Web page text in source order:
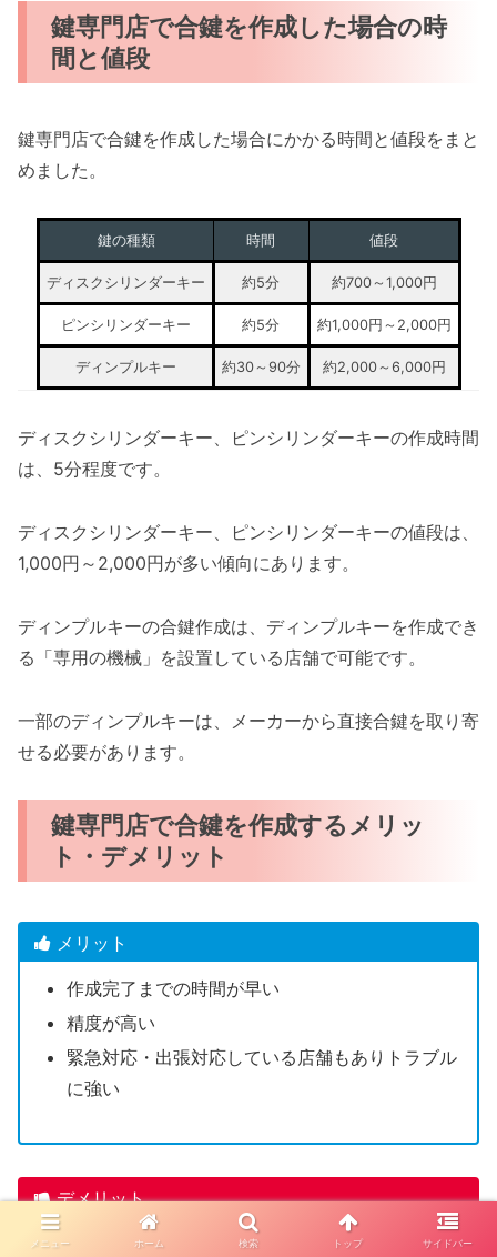
鍵専門店で合鍵を作成した場合の時
間と値段
鍵専門店で合鍵を作成した場合にかかる時間と値段をまと
めました。
鍵の種類 時間 値段
ディスクシリンダーキー 約5分 約700～1,000円
ピンシリンダーキー 約5分 約1,000円～2,000円
ディンプルキー 約30～90分 約2,000～6,000円
ディスクシリンダーキー、ピンシリンダーキーの作成時間
は、5分程度です。
ディスクシリンダーキー、ピンシリンダーキーの値段は、
1,000円～2,000円が多い傾向にあります。
ディンプルキーの合鍵作成は、ディンプルキーを作成でき
る「専用の機械」を設置している店舗で可能です。
一部のディンプルキーは、メーカーから直接合鍵を取り寄
せる必要があります。
鍵専門店で合鍵を作成するメリッ
ト・デメリット
メリット
作成完了までの時間が早い
精度が高い
緊急対応・出張対応している店舗もありトラブル
に強い
デメリット
一部のディンプルキーは店舗で合鍵作成できない
メニュー ホーム 検索 トップ サイドバー